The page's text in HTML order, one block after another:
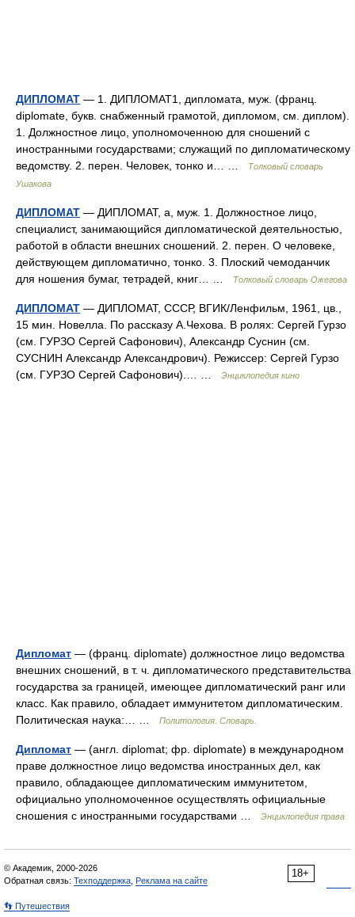
ДИПЛОМАТ — 1. ДИПЛОМАТ1, дипломата, муж. (франц.
diplomate, букв. снабженный грамотой, дипломом, см. диплом).
1. Должностное лицо, уполномоченною для сношений с
иностранными государствами; служащий по дипломатическому
ведомству. 2. перен. Человек, тонко и… …
Толковый словарь
Ушакова
ДИПЛОМАТ — ДИПЛОМАТ, а, муж. 1. Должностное лицо,
специалист, занимающийся дипломатической деятельностью,
работой в области внешних сношений. 2. перен. О человеке,
действующем дипломатично, тонко. 3. Плоский чемоданчик
для ношения бумаг, тетрадей, книг… …
Толковый словарь Ожегова
ДИПЛОМАТ — ДИПЛОМАТ, СССР, ВГИК/Ленфильм, 1961, цв.,
15 мин. Новелла. По рассказу А.Чехова. В ролях: Сергей Гурзо
(см. ГУРЗО Сергей Сафонович), Александр Суснин (см.
СУСНИН Александр Александрович). Режиссер: Сергей Гурзо
(см. ГУРЗО Сергей Сафонович).… …
Энциклопедия кино
Дипломат — (франц. diplomate) должностное лицо ведомства
внешних сношений, в т. ч. дипломатического представительства
государства за границей, имеющее дипломатический ранг или
класс. Как правило, обладает иммунитетом дипломатическим.
Политическая наука:… …
Политология. Словарь.
Дипломат — (англ. diplomat; фр. diplomate) в международном
праве должностное лицо ведомства иностранных дел, как
правило, обладающее дипломатическим иммунитетом,
официально уполномоченное осуществлять официальные
сношения с иностранными государствами …
Энциклопедия права
18+
© Академик, 2000-2026
Обратная связь: Техподдержка Реклама на сайте
👣 Путешествия